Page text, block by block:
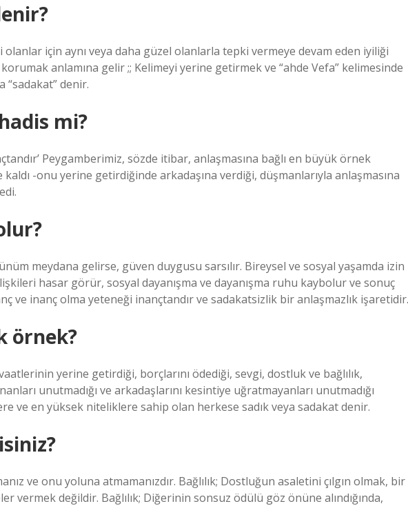
için aynı veya daha güzel olanlarla tepki vermeye devam eden iyiliği
anlamına gelir ;; Kelimeyi yerine getirmek ve “ahde Vefa” kelimesinde
denir.
mi?
Peygamberimiz, sözde itibar, anlaşmasına bağlı en büyük örnek
kaldı -onu yerine getirdiğinde arkadaşına verdiği, düşmanlarıyla anlaşmasına
meydana gelirse, güven duygusu sarsılır. Bireysel ve sosyal yaşamda izin
hasar görür, sosyal dayanışma ve dayanışma ruhu kaybolur ve sonuç
ve inanç olma yeteneği inançtandır ve sadakatsizlik bir anlaşmazlık işaretidir.
örnek?
yerine getirdiği, borçlarını ödediği, sevgi, dostluk ve bağlılık,
unutmadığı ve arkadaşlarını kesintiye uğratmayanları unutmadığı
ve en yüksek niteliklere sahip olan herkese sadık veya sadakat denir.
ve onu yoluna atmamanızdır. Bağlılık; Dostluğun asaletini çılgın olmak, bir
vermek değildir. Bağlılık; Diğerinin sonsuz ödülü göz önüne alındığında,